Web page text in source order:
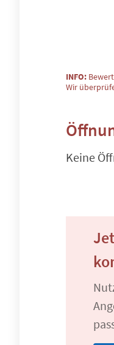
INFO:
Wir
Keine